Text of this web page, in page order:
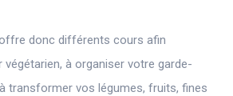
donc différents cours afin
végétarien, à organiser votre garde-
transformer vos légumes, fruits, fines